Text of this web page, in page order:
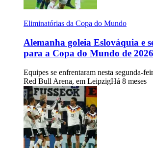
Eliminatórias da Copa do Mundo
Alemanha goleia Eslováquia e
para a Copa do Mundo de 2026
Equipes se enfrentaram nesta segunda-
Red Bull Arena, em LeipzigHá 8 meses